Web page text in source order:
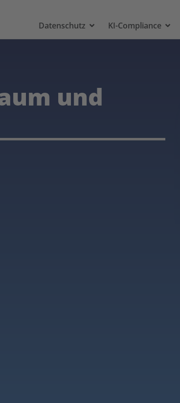
Datenschutz KI-Compliance
und